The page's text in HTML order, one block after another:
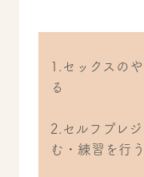
1.セックスの
る
2.セルフプレ
む・練習を行